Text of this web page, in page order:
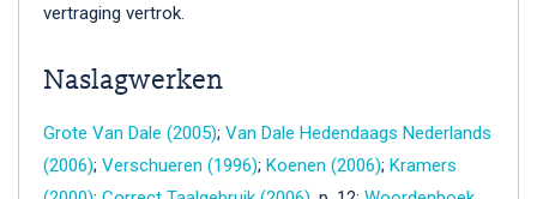
vertraging vertrok.
Naslagwerken
Grote Van Dale (2005); Van Dale Hedendaags Nederlands
(2006); Verschueren (1996); Koenen (2006); Kramers